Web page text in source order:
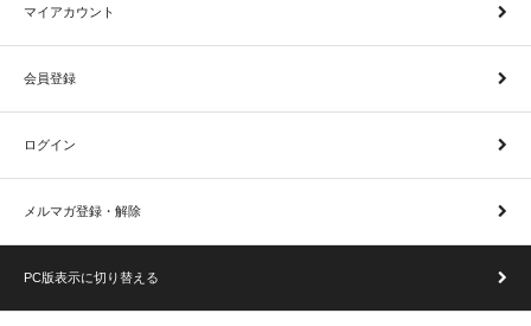
マイアカウント
会員登録
ログイン
メルマガ登録・解除
PC版表示に切り替える